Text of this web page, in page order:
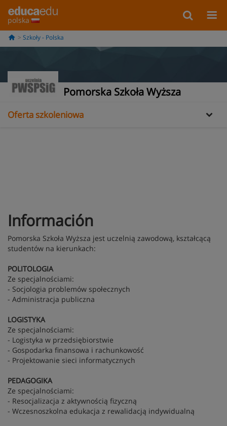
polska
Szkoły - Polska
Pomorska Szkoła Wyższa
Informacje
Oferta szkoleniowa
Información
Pomorska Szkoła Wyższa jest uczelnią zawodową, kształcącą
studentów na kierunkach:
POLITOLOGIA
Ze specjalnościami:
- Socjologia problemów społecznych
- Administracja publiczna
LOGISTYKA
Ze specjalnościami:
- Logistyka w przedsiębiorstwie
- Gospodarka finansowa i rachunkowość
- Projektowanie sieci informatycznych
PEDAGOGIKA
Ze specjalnościami:
- Resocjalizacja z aktywnością fizyczną
- Wczesnoszkolna edukacja z rewalidacją indywidualną